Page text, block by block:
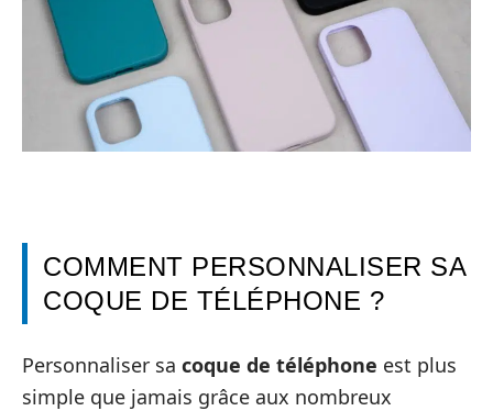
COMMENT PERSONNALISER SA
COQUE DE TÉLÉPHONE ?
Personnaliser sa coque de téléphone est plus
simple que jamais grâce aux nombreux